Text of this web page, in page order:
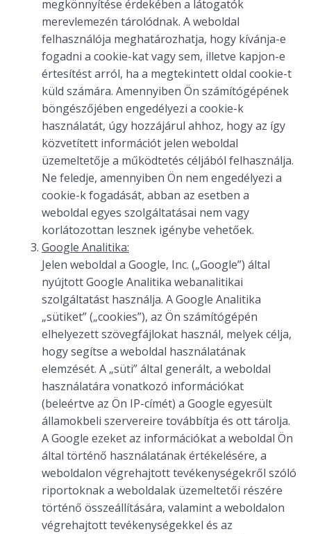
megkönnyítése érdekében a látogatók
merevlemezén tárolódnak. A weboldal
felhasználója meghatározhatja, hogy kívánja-e
fogadni a cookie-kat vagy sem, illetve kapjon-e
értesítést arról, ha a megtekintett oldal cookie-t
küld számára. Amennyiben Ön számítógépének
böngészőjében engedélyezi a cookie-k
használatát, úgy hozzájárul ahhoz, hogy az így
közvetített információt jelen weboldal
üzemeltetője a működtetés céljából felhasználja.
Ne feledje, amennyiben Ön nem engedélyezi a
cookie-k fogadását, abban az esetben a
weboldal egyes szolgáltatásai nem vagy
korlátozottan lesznek igénybe vehetőek.
Google Analitika:
Jelen weboldal a Google, Inc. („Google”) által
nyújtott Google Analitika webanalitikai
szolgáltatást használja. A Google Analitika
„sütiket” („cookies”), az Ön számítógépén
elhelyezett szövegfájlokat használ, melyek célja,
hogy segítse a weboldal használatának
elemzését. A „süti” által generált, a weboldal
használatára vonatkozó információkat
(beleértve az Ön IP-címét) a Google egyesült
államokbeli szervereire továbbítja és ott tárolja.
A Google ezeket az információkat a weboldal Ön
által történő használatának értékelésére, a
weboldalon végrehajtott tevékenységekről szóló
riportoknak a weboldalak üzemeltetői részére
történő összeállítására, valamint a weboldalon
végrehajtott tevékenységekkel és az